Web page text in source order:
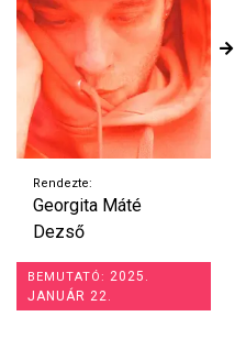
Rendezte:
Georgita Máté
Dezső
BEMUTATÓ: 2025.
JANUÁR 22.